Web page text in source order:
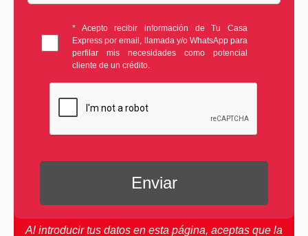
* Acepto recibir información de Tu Casa
Express por email, llamada y/o WhatsApp para
perfilar mis necesidades como potencial
cliente de un crédito.
Al introducir tus datos en esta página, aceptas que la